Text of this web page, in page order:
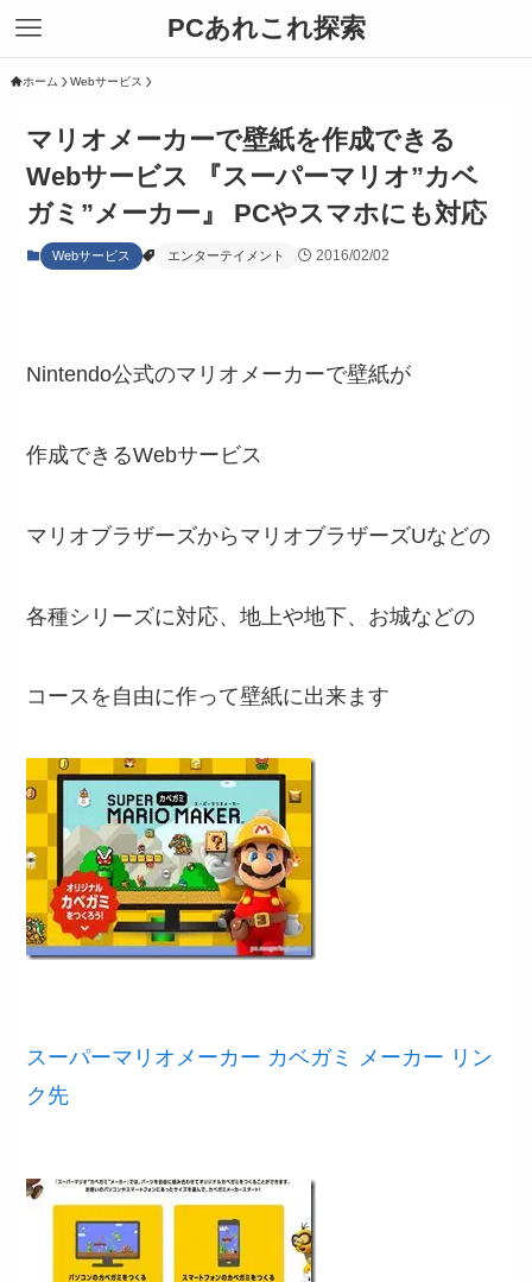
PCあれこれ探索
ホーム Webサービス
マリオメーカーで壁紙を作成できる
Webサービス 『スーパーマリオ”カベ
ガミ”メーカー』 PCやスマホにも対応
Webサービス エンターテイメント 2016/02/02
Nintendo公式のマリオメーカーで壁紙が
作成できるWebサービス
マリオブラザーズからマリオブラザーズUなどの
各種シリーズに対応、地上や地下、お城などの
コースを自由に作って壁紙に出来ます
スーパーマリオメーカー カベガミ メーカー リン
ク先